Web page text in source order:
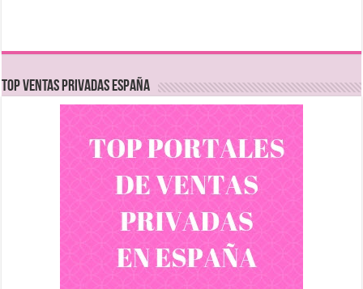
TOP VENTAS PRIVADAS ESPAÑA